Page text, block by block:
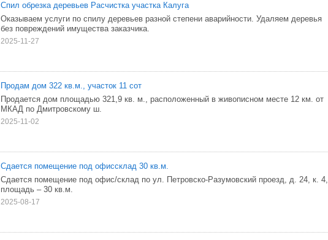
Спил обрезка деревьев Расчистка участка Калуга
Оказываем услуги по спилу деревьев разной степени аварийности. Удаляем деревья
без повреждений имущества заказчика.
2025-11-27
Продам дом 322 кв.м., участок 11 сот
Продается дом площадью 321,9 кв. м., расположенный в живописном месте 12 км. от
МКАД по Дмитровскому ш.
2025-11-02
Сдается помещение под офиссклад 30 кв.м.
Сдается помещение под офис/склад по ул. Петровско-Разумовский проезд, д. 24, к. 4,
площадь – 30 кв.м.
2025-08-17